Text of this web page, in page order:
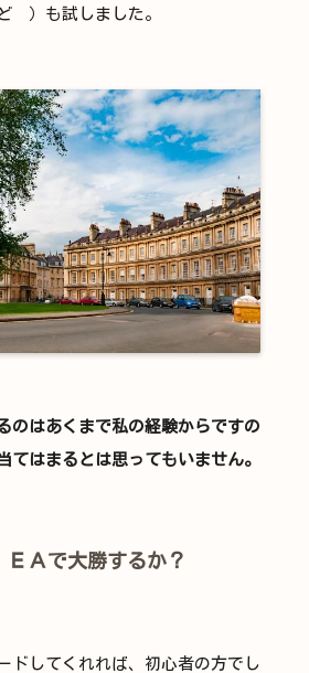
）も試しました。
のはあくまで私の経験からですの
てはまるとは思ってもいません。
ＥＡで大勝するか？
ドしてくれれば、初心者の方でし